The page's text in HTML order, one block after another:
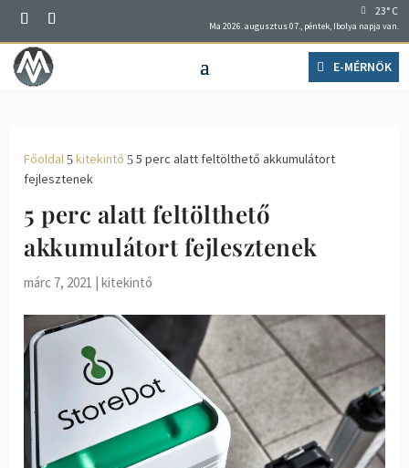
23° C
Ma 2026. augusztus 07., péntek, Ibolya napja van.
E-MÉRNÖK
Főoldal 5 kitekintő 5 5 perc alatt feltölthető akkumulátort
fejlesztenek
5 perc alatt feltölthető
akkumulátort fejlesztenek
márc 7, 2021 |kitekintő